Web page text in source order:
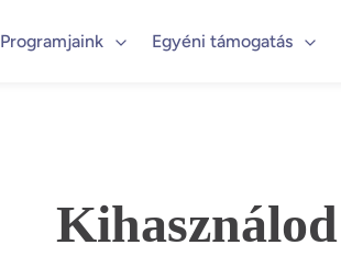
Programjaink Egyéni támogatás